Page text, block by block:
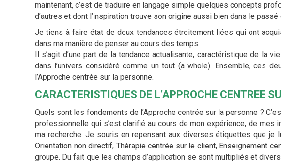
maintenant, c’est de traduire en langage simple quelques concepts
d’autres et dont l’inspiration trouve son origine aussi bien dans le
Je tiens à faire état de deux tendances étroitement liées qui ont
dans ma manière de penser au cours des temps.
Il s’agit d’une part de la tendance actualisante, caractéristique de la
dans l’univers considéré comme un tout (a whole). Ensemble, ces
l’Approche centrée sur la personne.
CARACTERISTIQUES DE L’APPROCHE CENTREE
Quels sont les fondements de l’Approche centrée sur la personne ?
professionnelle qui s’est clarifié au cours de mon expérience, de mes
ma recherche. Je souris en repensant aux diverses étiquettes que je
Orientation non directif, Thérapie centrée sur le client, Enseignement
groupe. Du fait que les champs d’application se sont multipliés et